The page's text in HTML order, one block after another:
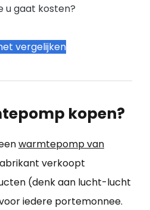
u gaat kosten?
vergelijken
kopen?
warmtepomp van
verkoopt
(denk aan lucht-lucht
iedere portemonnee.